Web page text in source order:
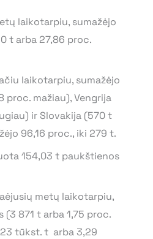
laikotarpiu, sumažėjo
t arba 27,86 proc.
laikotarpiu, sumažėjo
proc. mažiau), Vengrija
ir Slovakija (570 t
96,16 proc., iki 279 t.
154,03 t paukštienos
metų laikotarpiu,
871 t arba 1,75 proc.
tūkst. t arba 3,29